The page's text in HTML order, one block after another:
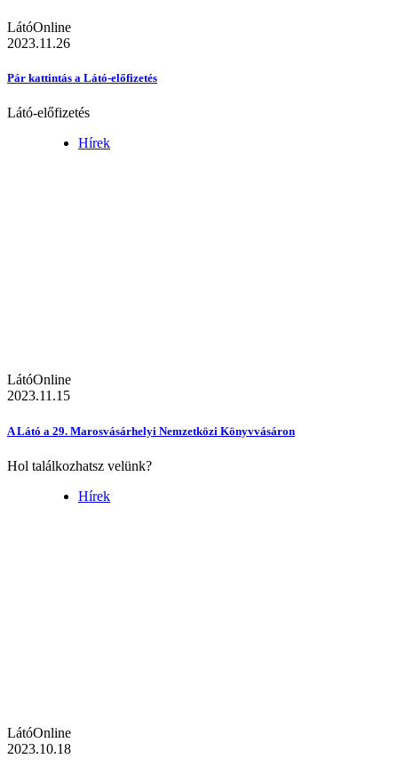
LátóOnline
2023.11.26
Pár kattintás a Látó-előfizetés
Látó-előfizetés
Hírek
LátóOnline
2023.11.15
A Látó a 29. Marosvásárhelyi Nemzetközi Könyvvásáron
Hol találkozhatsz velünk?
Hírek
LátóOnline
2023.10.18